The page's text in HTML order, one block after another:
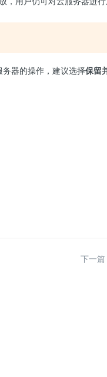
器的操作，建议选择保留
下一篇